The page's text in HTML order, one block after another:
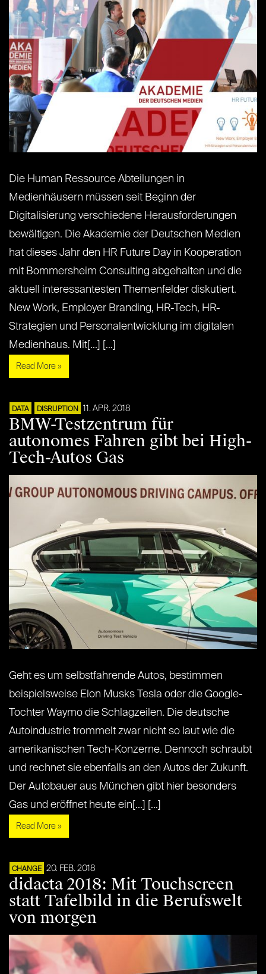
Die Human Ressource Abteilungen in
Medienhäusern müssen seit Beginn der
Digitalisierung verschiedene Herausforderungen
bewältigen. Die Akademie der Deutschen Medien
hat dieses Jahr den HR Future Day in Kooperation
mit Bommersheim Consulting abgehalten und die
aktuell interessantesten Themenfelder diskutiert.
New Work, Employer Branding, HR-Tech, HR-
Strategien und Personalentwicklung im digitalen
Medienhaus. Mit[...] [...]
Read More »
DATA DISRUPTION 11. APR. 2018
BMW-Testzentrum für
autonomes Fahren gibt bei High-
Tech-Autos Gas
Geht es um selbstfahrende Autos, bestimmen
beispielsweise Elon Musks Tesla oder die Google-
Tochter Waymo die Schlagzeilen. Die deutsche
Autoindustrie trommelt zwar nicht so laut wie die
amerikanischen Tech-Konzerne. Dennoch schraubt
und rechnet sie ebenfalls an den Autos der Zukunft.
Der Autobauer aus München gibt hier besonders
Gas und eröffnet heute ein[...] [...]
Read More »
CHANGE 20. FEB. 2018
didacta 2018: Mit Touchscreen
statt Tafelbild in die Berufswelt
von morgen